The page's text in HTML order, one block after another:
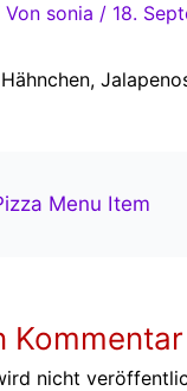
Von sonia / 18.
Menu Item
Kommentar
nicht